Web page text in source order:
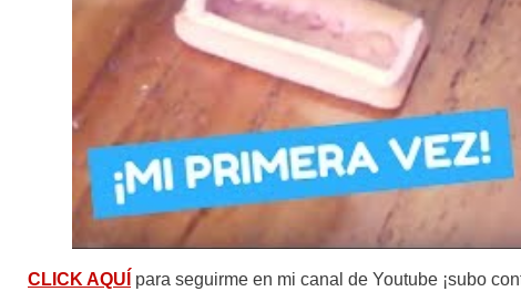
CLICK AQUÍ para seguirme en mi canal de Youtube ¡subo